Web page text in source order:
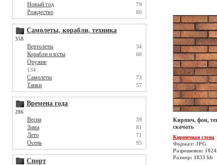
Новый год 79
Рождество 80
Самолеты, корабли, техника
358
Вертолеты 34
Корабли и яхты 60
Оружие
134
Самолеты 73
Танки 57
Времена года
286
Весна 39
Зима 81
Лето 71
Осень 95
Спорт
Кирпич, фон,
скачать
Кирпичная стена
Формат: JPG
Разрешеиен:
Размер: 1833 kb